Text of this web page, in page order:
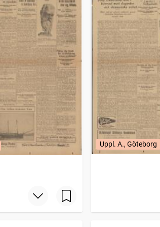
Uppl. A., Göteborg